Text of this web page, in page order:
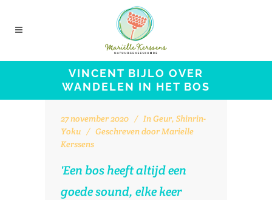
VINCENT BIJLO OVER
WANDELEN IN HET BOS
27 november 2020 InGeur, Shinrin-
Yoku
Geschreven doorMarielle
Kerssens
'Een bos heeft altijd een
goede sound, elke keer